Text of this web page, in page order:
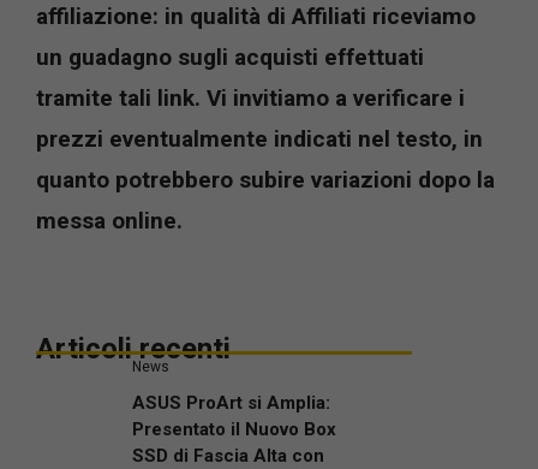
affiliazione: in qualità di Affiliati riceviamo
un guadagno sugli acquisti effettuati
tramite tali link. Vi invitiamo a verificare i
prezzi eventualmente indicati nel testo, in
quanto potrebbero subire variazioni dopo la
messa online.
Articoli recenti
News
ASUS ProArt si Amplia:
Presentato il Nuovo Box
SSD di Fascia Alta con